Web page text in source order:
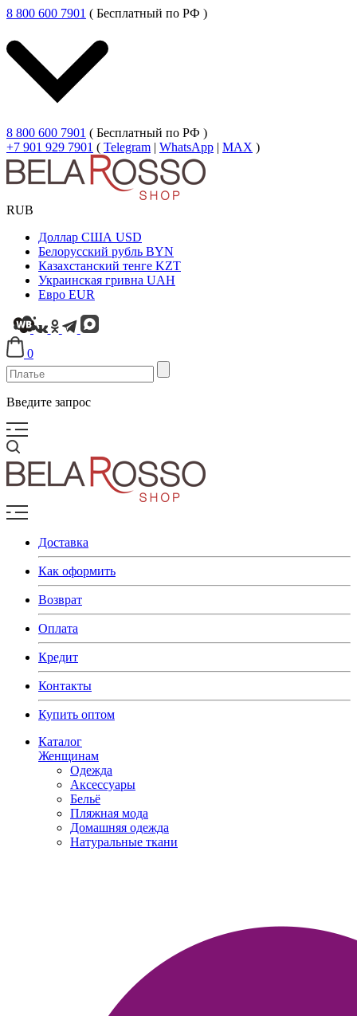
8 800 600 7901 ( Бесплатный по РФ )
8 800 600 7901 ( Бесплатный по РФ )
+7 901 929 7901 ( Telegram | WhatsApp | MAX )
RUB
Доллар США USD
Белорусский рубль BYN
Казахстанский тенге KZT
Украинская гривна UAH
Евро EUR
0
Введите запрос
Доставка
Как оформить
Возврат
Оплата
Кредит
Контакты
Купить оптом
Каталог
Женщинам
Одежда
Аксессуары
Бельё
Пляжная мода
Домашняя одежда
Натуральные ткани